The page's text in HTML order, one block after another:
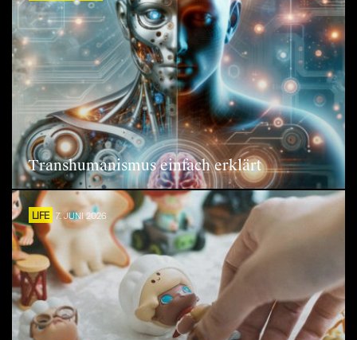
Transhumanismus einfach erklärt
LIFE 7. JUNI 2026